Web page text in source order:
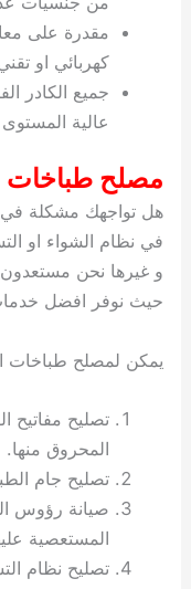
مقدرة على
كهربائي او
جميع الكادر
عالية
مصلح طباخات
هل تواجهك مشكلة
في نظام الشواء او
و غيرها نحن مستعدون
حيث نوفر افضل
يمكن لمصلح طباخات
تصليح مفاتيح
المحروق منها.
تصليح جام
صيانة رؤوس
المستعصية
تصليح نظام